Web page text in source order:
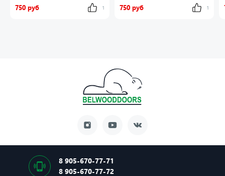
750 руб 1 750 руб 1
8 905-670-77-71
8 905-670-77-72